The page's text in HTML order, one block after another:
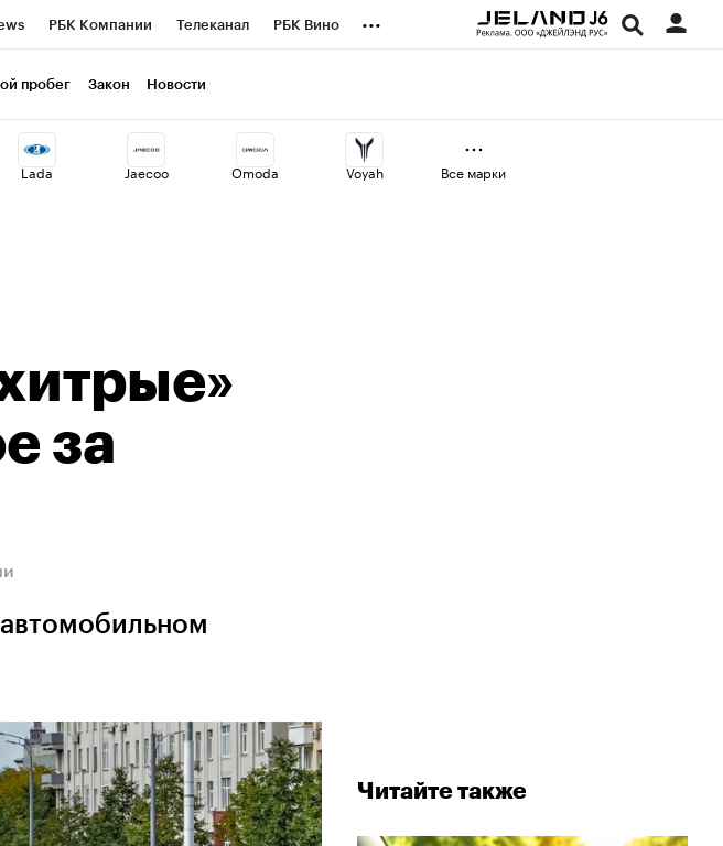
РБК Компании Телеканал РБК Вино
Франшизы Газета
Экономика Бизнес
...
пробег Закон Новости
Lada Jaecoo Omoda Voyah Все марки
Читайте также
за